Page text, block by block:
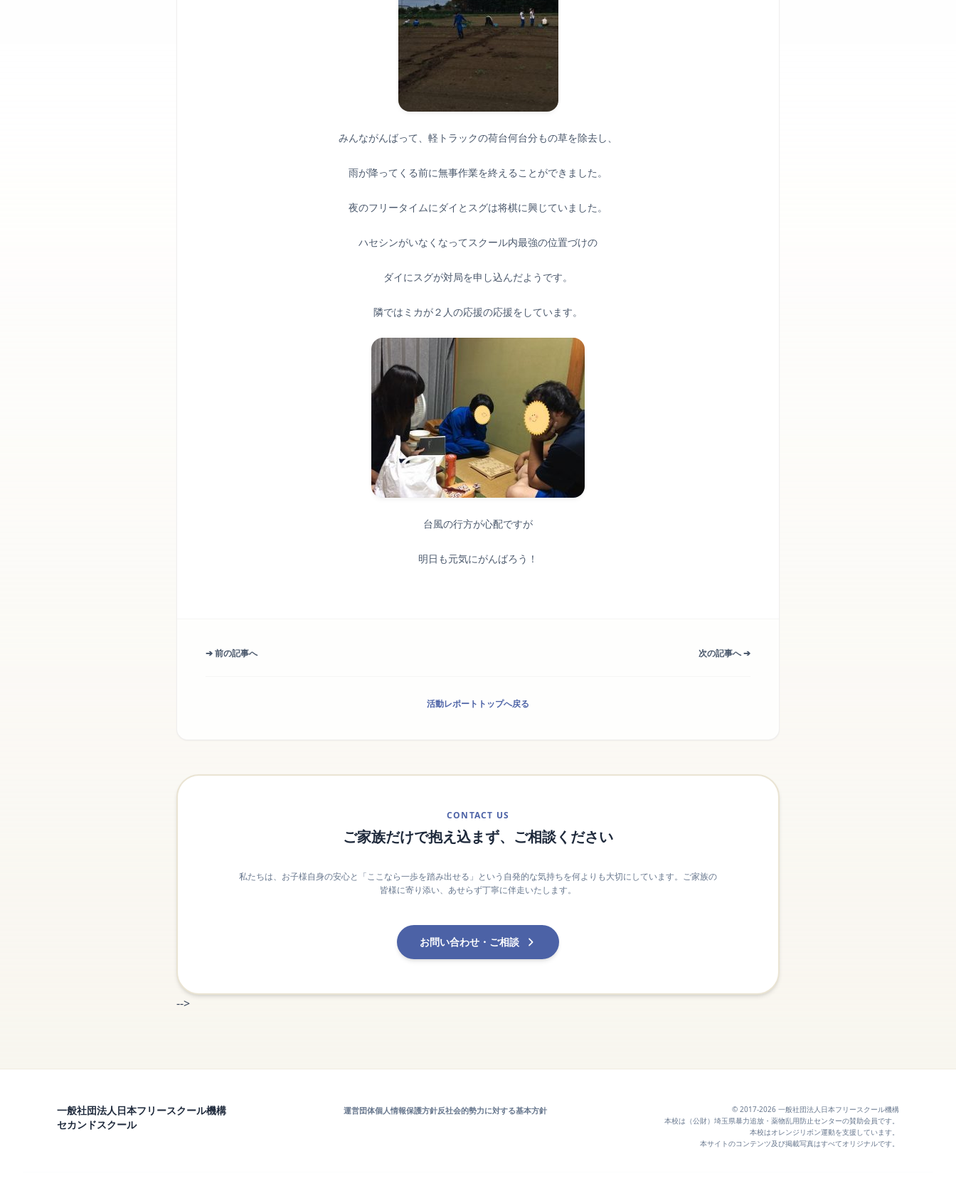
みんながんばって、軽トラックの荷台何台分もの草を除去し、
雨が降ってくる前に無事作業を終えることができました。
夜のフリータイムにダイとスグは将棋に興じていました。
ハセシンがいなくなってスクール内最強の位置づけの
ダイにスグが対局を申し込んだようです。
隣ではミカが２人の応援の応援をしています。
台風の行方が心配ですが
明日も元気にがんばろう！
➔ 前の記事へ 次の記事へ ➔
活動レポートトップへ戻る
CONTACT US
ご家族だけで抱え込まず、ご相談ください
私たちは、お子様自身の安心と「ここなら一歩を踏み出せる」という自発的な気持ちを何よりも大切にしています。ご家族の
皆様に寄り添い、あせらず丁寧に伴走いたします。
お問い合わせ・ご相談
-->
一般社団法人日本フリースクール機構
セカンドスクール
運営団体個人情報保護方針反社会的勢力に対する基本方針
© 2017-2026 一般社団法人日本フリースクール機構
本校は（公財）埼玉県暴力追放・薬物乱用防止センターの賛助会員です。
本校はオレンジリボン運動を支援しています。
本サイトのコンテンツ及び掲載写真はすべてオリジナルです。